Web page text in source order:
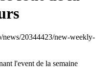
20344423/new-weekly-
l'event de la semaine